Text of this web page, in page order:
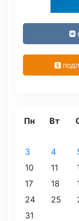
Пн Вт
3
4
10
11
17
18
24
25
31